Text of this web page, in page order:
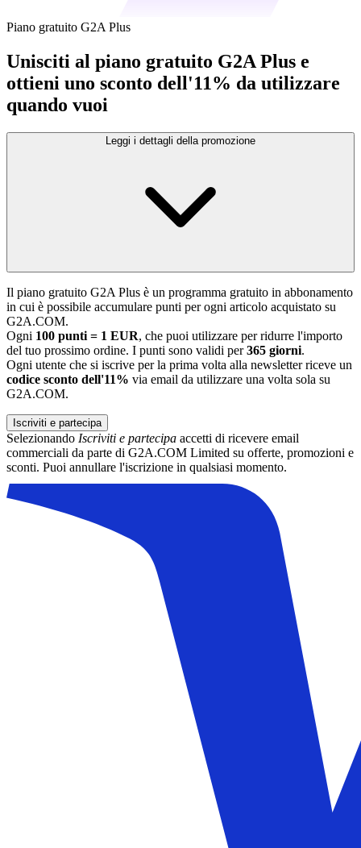
Piano gratuito G2A Plus
Unisciti al piano gratuito G2A Plus e
ottieni uno sconto dell'11% da utilizzare
quando vuoi
Leggi i dettagli della promozione
Il piano gratuito G2A Plus è un programma gratuito in abbonamento
in cui è possibile accumulare punti per ogni articolo acquistato su
G2A.COM.
Ogni 100 punti = 1 EUR, che puoi utilizzare per ridurre l'importo
del tuo prossimo ordine. I punti sono validi per365 giorni.
Ogni utente che si iscrive per la prima volta alla newsletter riceve un
codice sconto dell'11% via email da utilizzare una volta sola su
G2A.COM.
Iscriviti e partecipa
Selezionando Iscriviti e partecipa accetti di ricevere email
commerciali da parte di G2A.COM Limited su offerte, promozioni e
sconti. Puoi annullare l'iscrizione in qualsiasi momento.